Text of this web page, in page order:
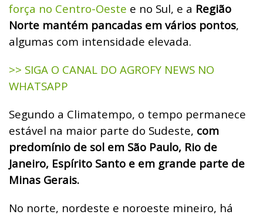
força no Centro-Oeste e no Sul, e a Região
Norte mantém pancadas em vários pontos,
algumas com intensidade elevada.
>> SIGA O CANAL DO AGROFY NEWS NO
WHATSAPP
Segundo a Climatempo, o tempo permanece
estável na maior parte do Sudeste, com
predomínio de sol em São Paulo, Rio de
Janeiro, Espírito Santo e em grande parte de
Minas Gerais.
No norte, nordeste e noroeste mineiro, há